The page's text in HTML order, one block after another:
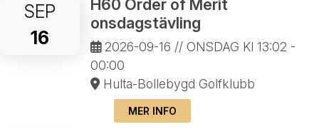
SEP
16
H60 Order of Merit
onsdagstävling
2026-09-16 // ONSDAG Kl 13:02 -
00:00
Hulta-Bollebygd Golfklubb
MER INFO